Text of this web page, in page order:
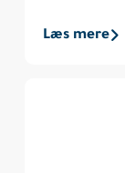
Læs mere